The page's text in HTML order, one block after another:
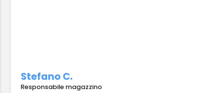
Stefano C.
Responsabile magazzino